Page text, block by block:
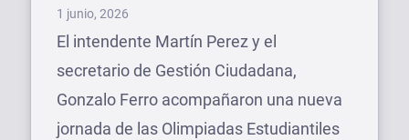
Publicado
el
1 junio, 2026
El intendente Martín Perez y el
secretario de Gestión Ciudadana,
Gonzalo Ferro acompañaron una nueva
jornada de las Olimpiadas Estudiantiles